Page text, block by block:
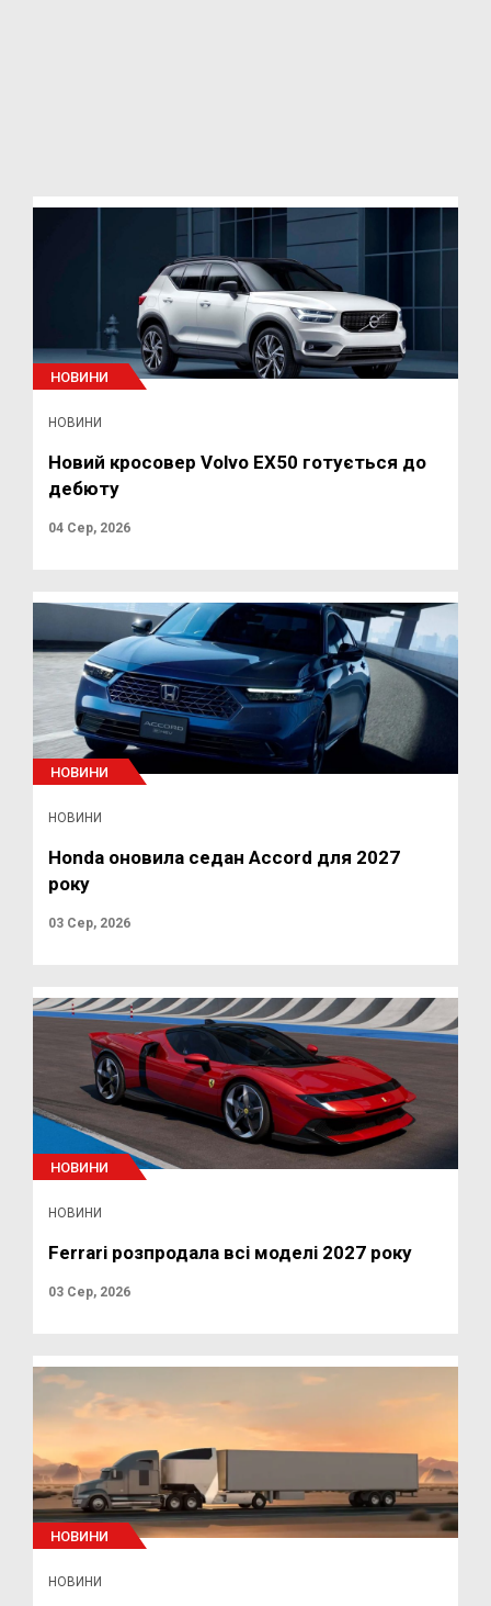
НОВИНИ
НОВИНИ
Новий кросовер Volvo EX50 готується до
дебюту
04 Сер, 2026
НОВИНИ
НОВИНИ
Honda оновила седан Accord для 2027
року
03 Сер, 2026
НОВИНИ
НОВИНИ
Ferrari розпродала всі моделі 2027 року
03 Сер, 2026
НОВИНИ
НОВИНИ